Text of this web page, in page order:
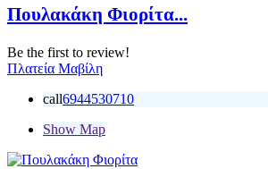
Πουλακάκη Φιορίτα...
Be the first to review!
Πλατεία Μαβίλη
call6944530710
Show Map